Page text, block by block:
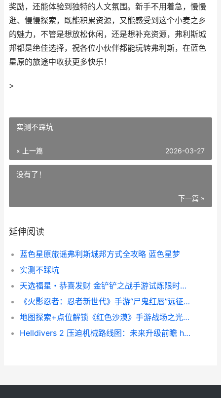
奖励，还能体验到独特的人文氛围。新手不用着急，慢慢
逛、慢慢探索，既能积累资源，又能感受到这个小麦之乡
的魅力，不管是想放松休闲，还是想补充资源，弗利斯城
邦都是绝佳选择，祝各位小伙伴都能玩转弗利斯，在蓝色
星原的旅途中收获更多快乐！
>
实测不踩坑
« 上一篇 2026-03-27
没有了！
下一篇 »
延伸阅读
蓝色星原旅谣弗利斯城邦方式全攻略 蓝色星梦
实测不踩坑
天选福星・恭喜发财 金铲铲之战手游试炼限时模式最初 16.7a版本升级内容分享
《火影忍者：忍者新世代》手游“尸鬼红唇”远征路线思路与深度分析 火影忍者忍者之路完整免费观看
地图探索+点位解锁《红色沙漠》手游战场之光板金盔甲获得方法 地图点位是什么意思
Helldivers 2 压迫机械路线图：未来升级前瞻 helldiver dlc